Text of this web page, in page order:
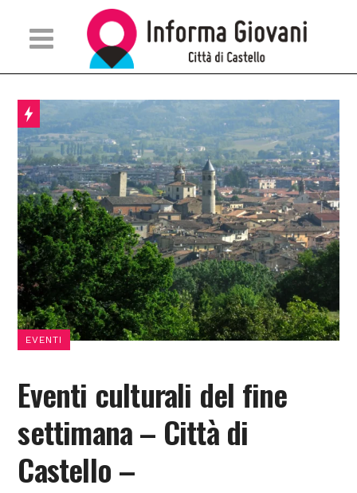
EVENTI
Eventi culturali del fine
settimana – Città di
Castello –